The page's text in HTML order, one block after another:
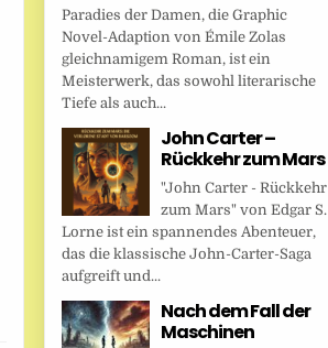
Paradies der Damen, die Graphic
Novel-Adaption von Émile Zolas
gleichnamigem Roman, ist ein
Meisterwerk, das sowohl literarische
Tiefe als auch...
John Carter –
Rückkehr zum Mars
"John Carter - Rückkehr
zum Mars" von Edgar S.
Lorne ist ein spannendes Abenteuer,
das die klassische John-Carter-Saga
aufgreift und...
Nach dem Fall der
Maschinen